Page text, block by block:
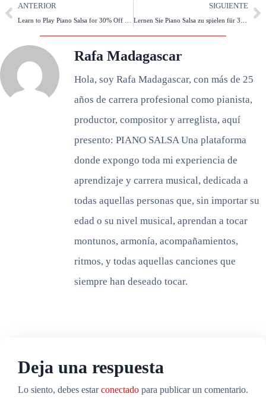
ANTERIOR SIGUIENTE
Rafa Madagascar
Hola, soy Rafa Madagascar, con más de 25
años de carrera profesional como pianista,
productor, compositor y arreglista, aquí
presento: PIANO SALSA Una plataforma
donde expongo toda mi experiencia de
aprendizaje y carrera musical, dedicada a
todas aquellas personas que, sin importar su
edad o su nivel musical, aprendan a tocar
montunos, armonía, acompañamientos,
ritmos, y todas aquellas canciones que
siempre han deseado tocar.
Deja una respuesta
Lo siento, debes estarconectado para publicar un comentario.